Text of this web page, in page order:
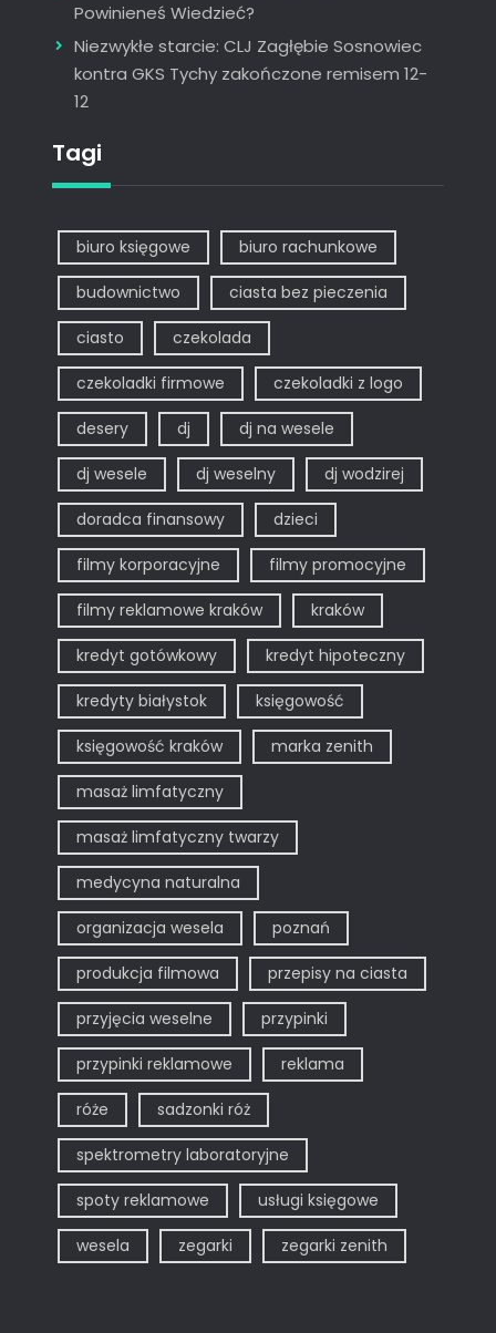
Powinieneś Wiedzieć?
Niezwykłe starcie: CLJ Zagłębie Sosnowiec
kontra GKS Tychy zakończone remisem 12-
12
Tagi
biuro księgowe biuro rachunkowe
budownictwo ciasta bez pieczenia
ciasto czekolada
czekoladki firmowe czekoladki z logo
desery dj dj na wesele
dj wesele dj weselny dj wodzirej
doradca finansowy dzieci
filmy korporacyjne filmy promocyjne
filmy reklamowe kraków kraków
kredyt gotówkowy kredyt hipoteczny
kredyty białystok księgowość
księgowość kraków marka zenith
masaż limfatyczny
masaż limfatyczny twarzy
medycyna naturalna
organizacja wesela poznań
produkcja filmowa przepisy na ciasta
przyjęcia weselne przypinki
przypinki reklamowe reklama
róże sadzonki róż
spektrometry laboratoryjne
spoty reklamowe usługi księgowe
wesela zegarki zegarki zenith